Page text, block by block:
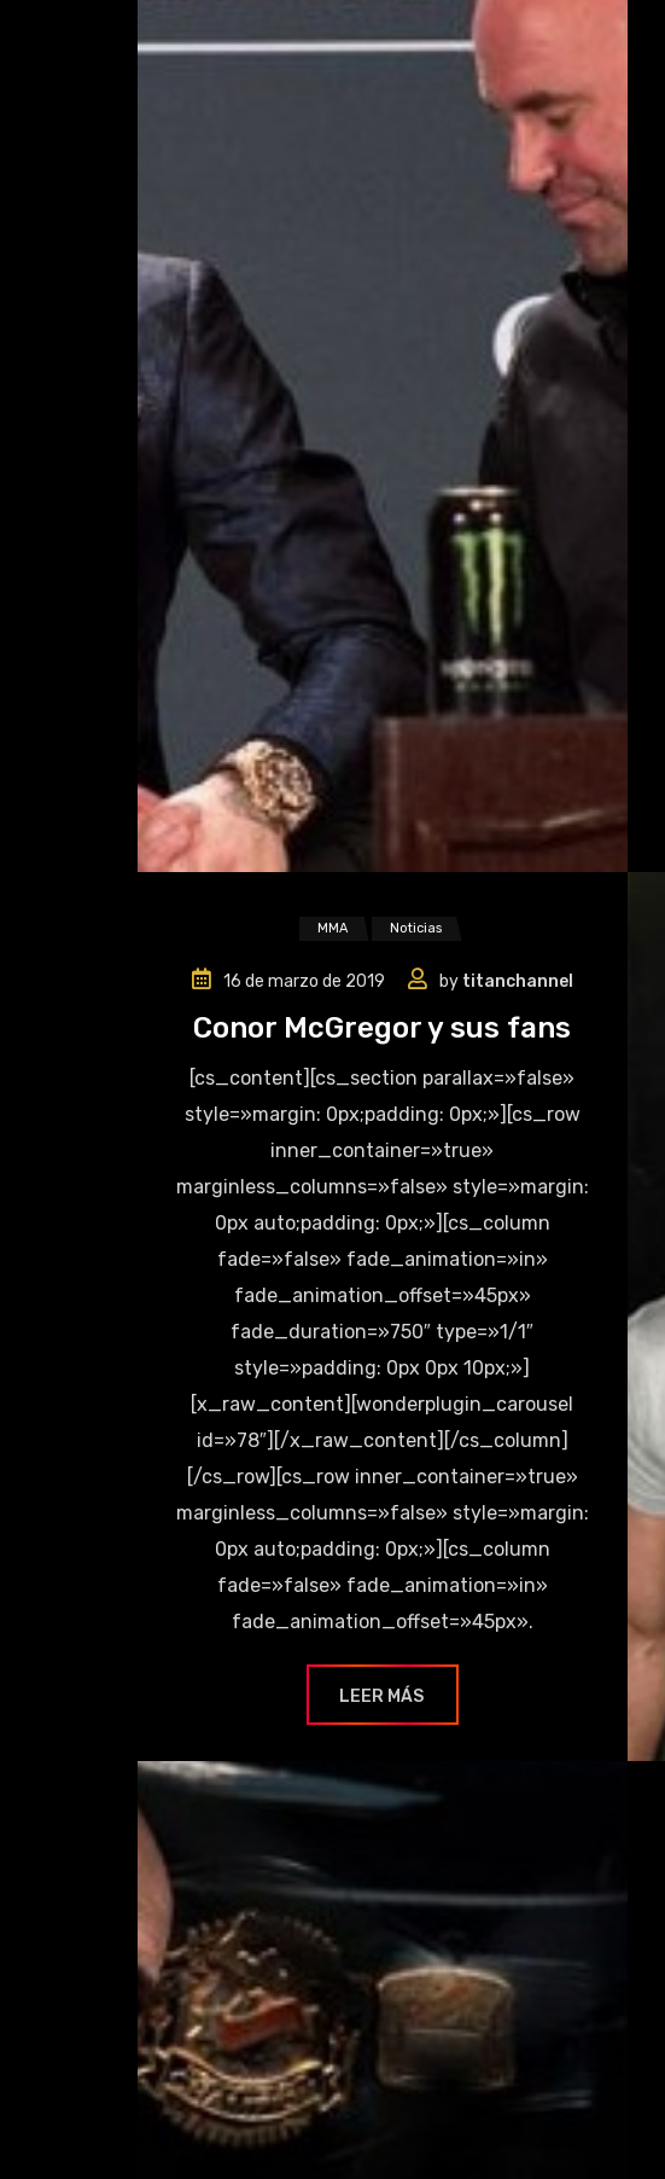
MMA Noticias
16 de marzo de 2019 by titanchannel
Conor McGregor y sus fans
[cs_content][cs_section parallax=»false»
style=»margin: 0px;padding: 0px;»][cs_row
inner_container=»true»
marginless_columns=»false» style=»margin:
0px auto;padding: 0px;»][cs_column
fade=»false» fade_animation=»in»
fade_animation_offset=»45px»
fade_duration=»750″ type=»1/1″
style=»padding: 0px 0px 10px;»]
[x_raw_content][wonderplugin_carousel
id=»78″][/x_raw_content][/cs_column]
[/cs_row][cs_row inner_container=»true»
marginless_columns=»false» style=»margin:
0px auto;padding: 0px;»][cs_column
fade=»false» fade_animation=»in»
fade_animation_offset=»45px».
LEER MÁS